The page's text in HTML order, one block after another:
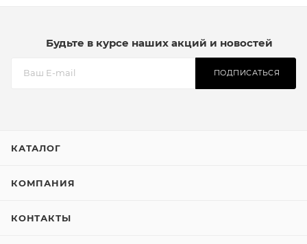
Будьте в курсе наших акций и новостей
ПОДПИСАТЬСЯ
КАТАЛОГ
КОМПАНИЯ
КОНТАКТЫ